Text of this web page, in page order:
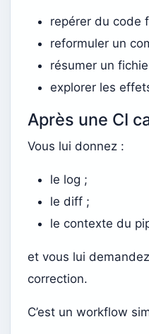
repérer du code
reformuler un
résumer un
explorer les
Après une CI
Vous lui donnez :
le log ;
le diff ;
le contexte du
et vous lui
correction.
C’est un workflow